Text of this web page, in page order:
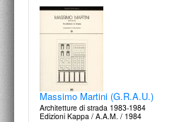
Studio Labirinto
La città di carta
Magma Editrice / 1978
Massimo Martini (G.R.A.U.)
Architetture di strada 1983-1984
Edizioni Kappa / A.A.M. / 1984